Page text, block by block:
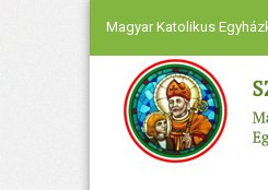
Magyar Katolikus